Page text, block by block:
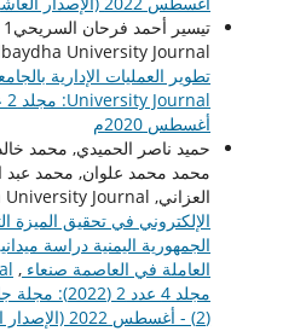
University Journal,
تطوير العمليات الإدارية
أغسطس 2020م
حميد ناصر الحميدي, محمد
محمد محمد علوان, محمد عبد
العزاني, Albaydha University Journal,
الإلكتروني في تحقيق الميزة
الجمهورية اليمنية دراسة
العاملة في العاصمة صنعاء ,
(2) - أغسطس 2022 (الإصدار العاشر)